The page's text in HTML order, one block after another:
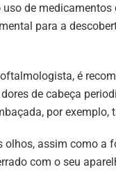
de
para a
é
de cabeça
por
olhos, assim como a
com o seu